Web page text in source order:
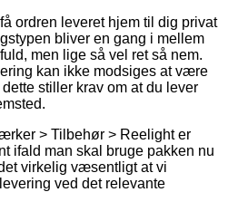
ordren leveret hjem til dig privat
bliver en gang i mellem
men lige så vel ret så nem.
kan ikke modsiges at være
stiller krav om at du lever
> Tilbehør > Reelight er
ifald man skal bruge pakken nu
virkelig væsentligt at vi
ved det relevante